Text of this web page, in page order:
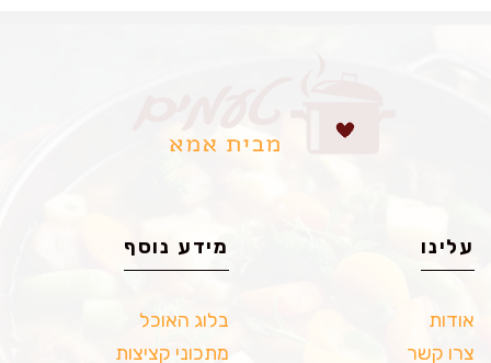
עלינו
אודות
צרו קשר
מידע נוסף
בלוג האוכל
מתכוני קציצות